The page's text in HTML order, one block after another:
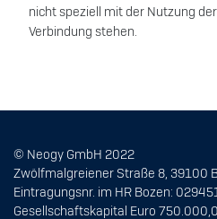
nicht speziell mit der Nutzung
Verbindung stehen.
© Neogy GmbH 2022
Zwölfmalgreiener Straße 8, 39100
Eintragungsnr. im HR Bozen:
Gesellschaftskapital Euro